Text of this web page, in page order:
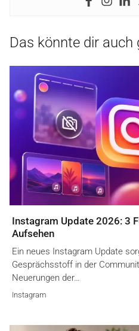
Das könnte dir auch
Instagram Update 2026: 3
Aufsehen
Ein neues Instagram Update
Gesprächsstoff in der
Neuerungen der…
Instagram